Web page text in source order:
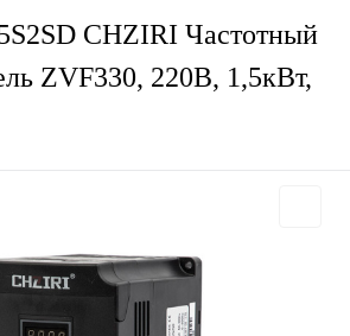
CHZIRI Частотный
ZVF330, 220В, 1,5кВт,